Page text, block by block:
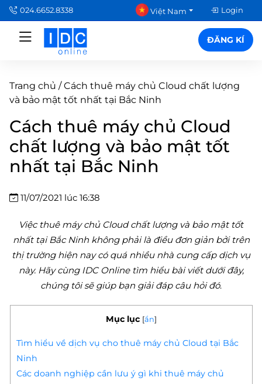
024.6652.8338 Việt Nam Login
ĐĂNG KÍ
Trang chủ /Cách thuê máy chủ Cloud chất lượng
và bảo mật tốt nhất tại Bắc Ninh
Cách thuê máy chủ Cloud
chất lượng và bảo mật tốt
nhất tại Bắc Ninh
11/07/2021 lúc 16:38
Việc thuê máy chủ Cloud chất lượng và bảo mật tốt
nhất tại Bắc Ninh không phải là điều đơn giản bởi trên
thị trường hiện nay có quá nhiều nhà cung cấp dịch vụ
này. Hãy cùng IDC Online tìm hiểu bài viết dưới đây,
chúng tôi sẽ giúp bạn giải đáp câu hỏi đó.
Mục lục [ẩn]
Tìm hiểu về dịch vụ cho thuê máy chủ Cloud tại Bắc
Ninh
Các doanh nghiệp cần lưu ý gì khi thuê máy chủ